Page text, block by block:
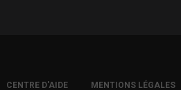
CENTRE D'AIDE MENTIONS LÉGALES